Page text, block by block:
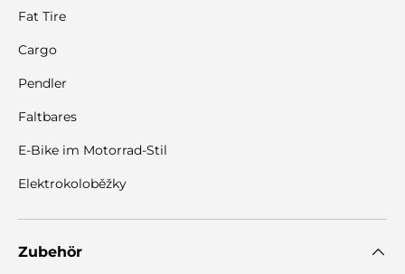
Fat Tire
Cargo
Pendler
Faltbares
E-Bike im Motorrad-Stil
Elektrokoloběžky
Zubehör